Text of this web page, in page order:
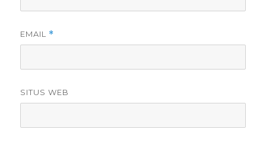
EMAIL *
SITUS WEB